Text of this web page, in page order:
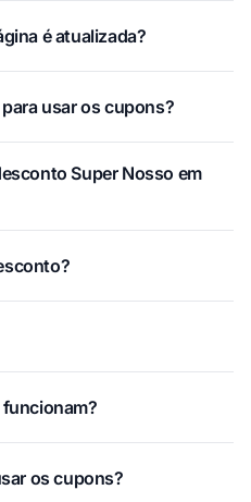
é atualizada?
usar os cupons?
Super Nosso em
os cupons?